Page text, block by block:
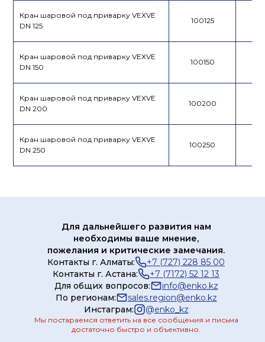
Кран шаровой под приварку VEXVE
DN 125
100125
Кран шаровой под приварку VEXVE
DN 150
100150
Кран шаровой под приварку VEXVE
DN 200
100200
Кран шаровой под приварку VEXVE
DN 250
100250
Для дальнейшего развития нам
необходимы ваше мнение,
пожелания и критические замечания.
Контакты г. Алматы:
+7 (727) 228 85 00
Контакты г. Астана:
+7 (7172) 52 12 13
Для общих вопросов:
info@enko.kz
По регионам:
sales.region@enko.kz
Инстаграм:
@enko_kz
Мы постараемся ответить на все сообщения и письма
достаточно быстро и объективно.